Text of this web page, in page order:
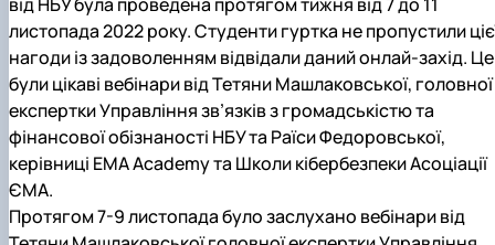
від НБУ була проведена протягом тижня від 7 до 11
листопада 2022 року. Студенти гуртка не пропустили
нагоди із задоволенням відвідали даний онлай-захід. Це
були цікаві вебінари від Тетяни Машлаковської, головної
експертки Управління зв’язків з громадськістю та
фінансової обізнаності НБУ та Раїси Федоровської,
керівниці ЕМA Academy та Школи кібербезпеки Асоціації
ЄМА.
Протягом 7-9 листопада було заслухано вебінари від